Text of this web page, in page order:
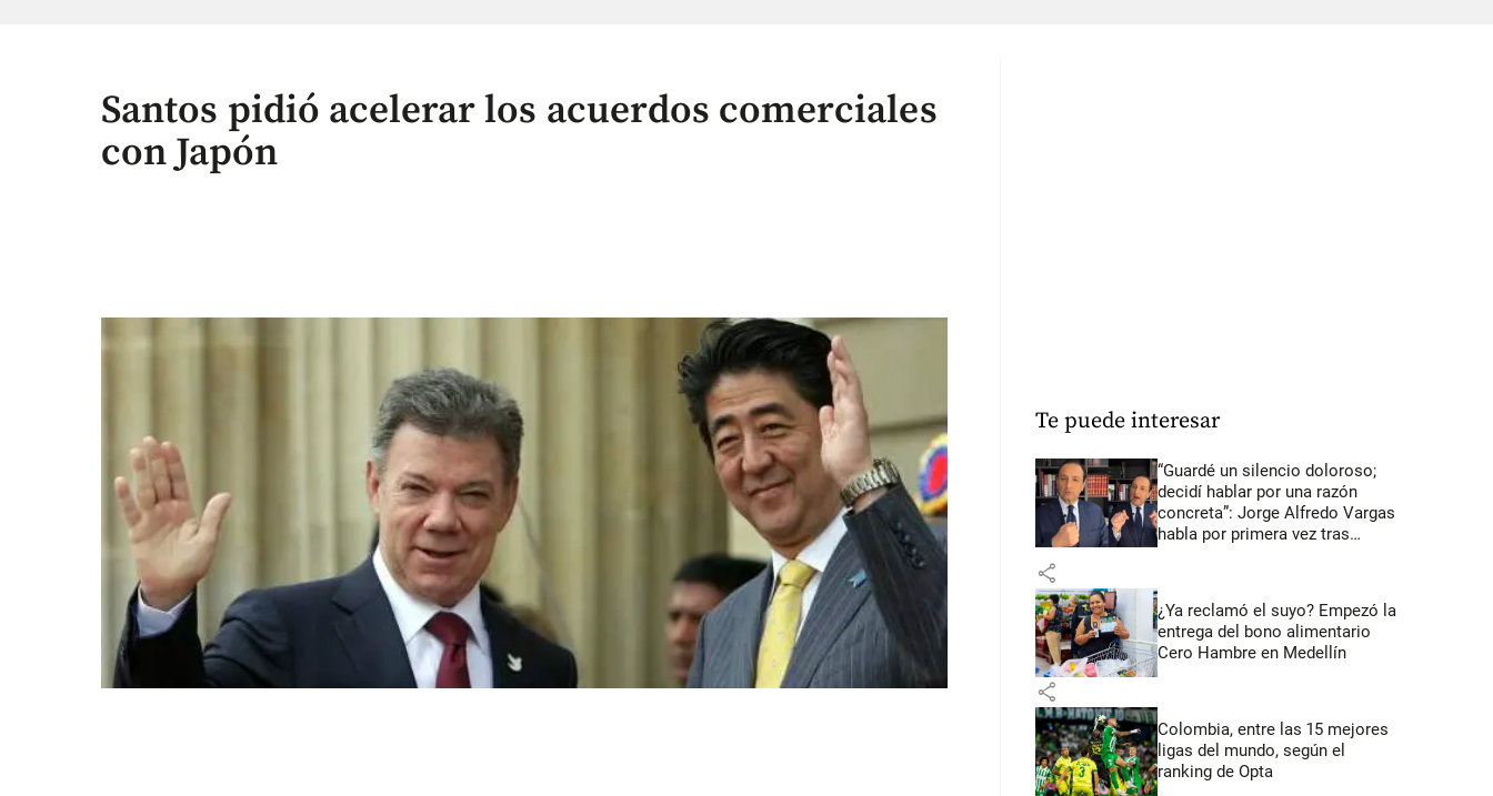
Santos pidió acelerar los acuerdos comerciales
con Japón
Te puede interesar
“Guardé un silencio doloroso;
decidí hablar por una razón
concreta”: Jorge Alfredo Vargas
habla por primera vez tras
share
¿Ya reclamó el suyo? Empezó la
entrega del bono alimentario
Cero Hambre en Medellín
share
Colombia, entre las 15 mejores
ligas del mundo, según el
ranking de Opta